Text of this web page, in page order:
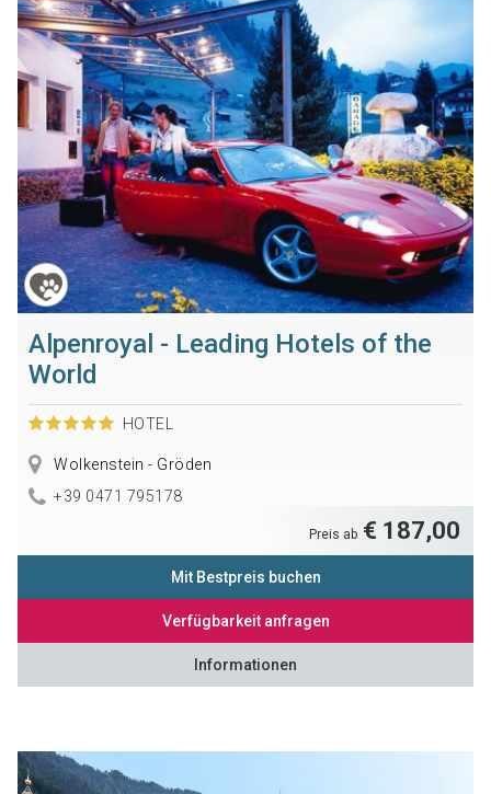
Alpenroyal - Leading Hotels of the
World
HOTEL
Wolkenstein - Gröden
+39 0471 795178
Preis ab € 187,00
Mit Bestpreis buchen
Verfügbarkeit anfragen
Informationen